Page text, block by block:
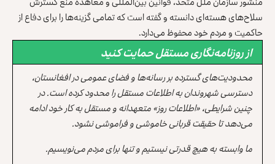
سلاح‌های هسته‌ای دانسته و گفته است که تمامی گزینه‌ها را برای دفاع از
حاکمیت و مردم خود محفوظ می‌دارد.
از روزنامه‌نگاری مستقل حمایت کنید
محدودیت‌های گسترده بر رسانه‌ها و فضای عمومی در افغانستان،
دسترسی شهروندان به اطلاعات مستقل را محدود کرده است. در
چنین شرایطی، «اطلاعات روز» متعهدانه و مستقل به کار خود ادامه
می‌دهد تا حقیقت قربانی خاموشی و فراموشی نشود.
ما وابسته به هیچ قدرتی نیستیم و تنها برای مردم می‌نویسیم.